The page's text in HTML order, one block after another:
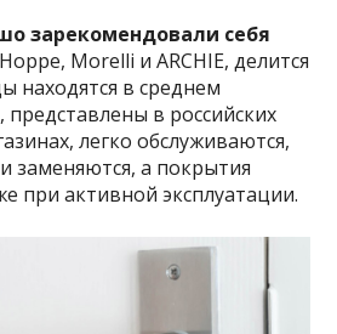
зарекомендовали себя
Morelli и ARCHIE, делится
находятся в среднем
в российских
легко обслуживаются,
заменяются, а покрытия
при активной эксплуатации.